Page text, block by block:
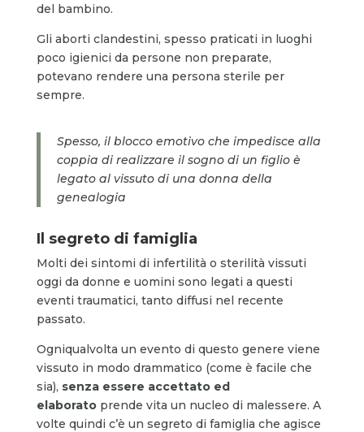
del bambino.
Gli aborti clandestini, spesso praticati in luoghi
poco igienici da persone non preparate,
potevano rendere una persona sterile per
sempre.
Spesso, il blocco emotivo che impedisce alla
coppia di realizzare il sogno di un figlio è
legato al vissuto di una donna della
genealogia
Il segreto di famiglia
Molti dei sintomi di infertilità o sterilità vissuti
oggi da donne e uomini sono legati a questi
eventi traumatici, tanto diffusi nel recente
passato.
Ogniqualvolta un evento di questo genere viene
vissuto in modo drammatico (come è facile che
sia), senza essere accettato ed
elaborato prende vita un nucleo di malessere. A
volte quindi c’è un segreto di famiglia che agisce